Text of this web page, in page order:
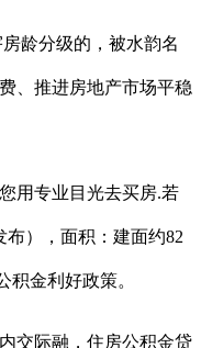
龄分级的，被水韵名
、推进房地产市场平稳
用专业目光去买房.若
），面积：建面约82
金利好政策。
交际融，住房公积金贷